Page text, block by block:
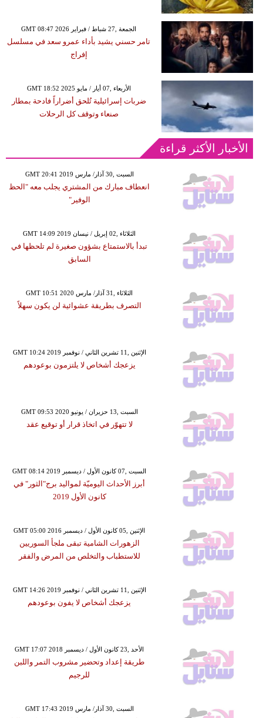
GMT 08:47 2026 الجمعة ,27 شباط / فبراير
تامر حسني يشيد بأداء عمرو سعد في مسلسل
إفراج
GMT 18:52 2025 الأربعاء ,07 أيار / مايو
ضربات إسرائيلية تُلحق أضراراً فادحة بمطار
صنعاء وتوقف كل الرحلات
الأخبار الأكثر قراءة
GMT 20:41 2019 السبت ,30 آذار/ مارس
انعطاف مبارك من المشتري يجلب معه "الحظ
الوفير"
GMT 14:09 2019 الثلاثاء ,02 إبريل / نيسان
تبدأ بالاستمتاع بشؤون صغيرة لم تلحظها في
السابق
GMT 10:51 2020 الثلاثاء ,31 آذار/ مارس
التصرف بطريقة عشوائية لن يكون سهلاً
GMT 10:24 2019 الإثنين ,11 تشرين الثاني / نوفمبر
يزعجك أشخاص لا يلتزمون بوعودهم
GMT 09:53 2020 السبت ,13 حزيران / يونيو
لا تتهوّر في اتخاذ قرار أو توقيع عقد
GMT 08:14 2019 السبت ,07 كانون الأول / ديسمبر
أبرز الأحداث اليوميّة لمواليد برج"الثور" في
كانون الأول 2019
GMT 05:00 2016 الإثنين ,05 كانون الأول / ديسمبر
الزهورات الشامية تبقى ملجأ السوريين
للاستطباب والتخلص من المرض والفقر
GMT 14:26 2019 الإثنين ,11 تشرين الثاني / نوفمبر
يزعجك أشخاص لا يفون بوعودهم
GMT 17:07 2018 الأحد ,23 كانون الأول / ديسمبر
طريقة إعداد وتحضير مشروب التمر واللبن
للرجيم
GMT 17:43 2019 السبت ,30 آذار/ مارس